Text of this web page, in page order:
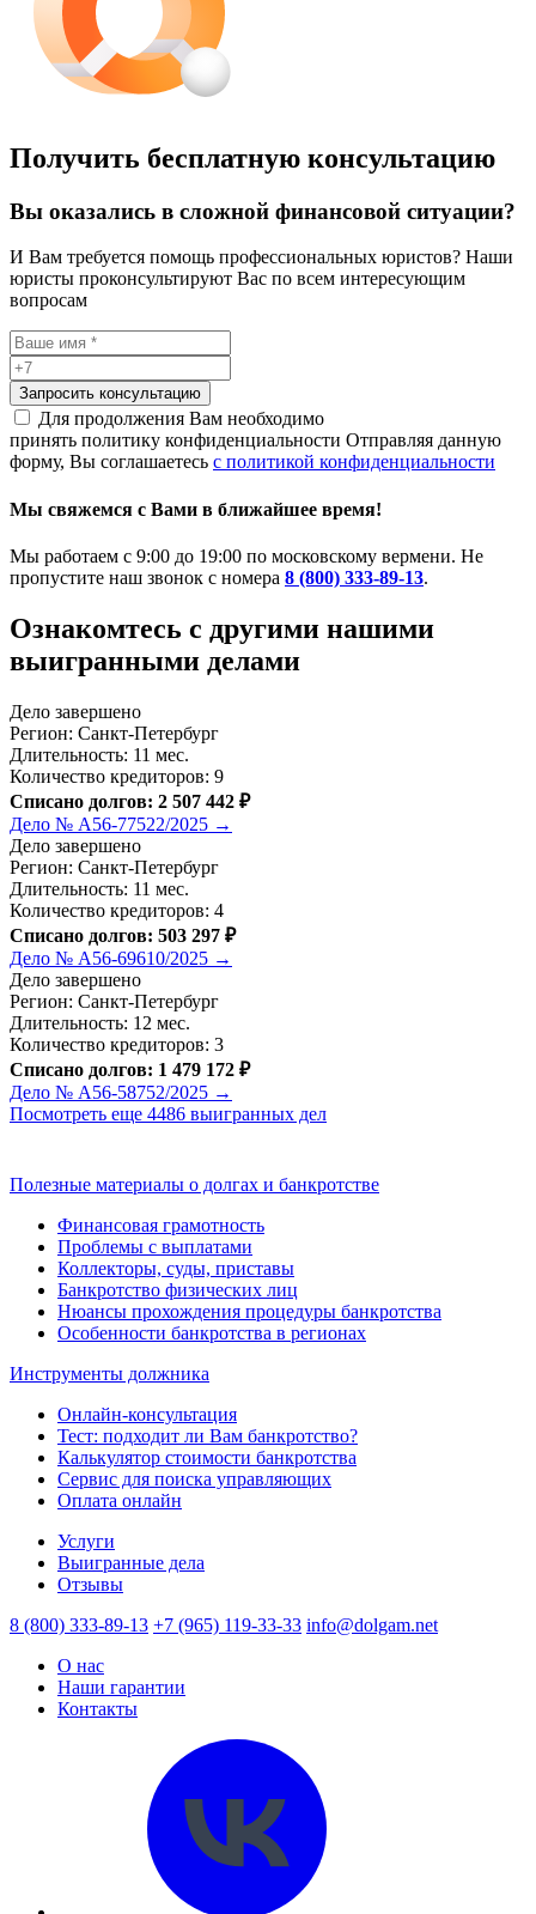
Получить бесплатную консультацию
Вы оказались в сложной финансовой ситуации?
И Вам требуется помощь профессиональных юристов? Наши
юристы проконсультируют Вас по всем интересующим
вопросам
Запросить консультацию
Для продолжения Вам необходимо
принять политику конфиденциальности Отправляя данную
форму, Вы соглашаетесь с политикой конфиденциальности
Мы свяжемся с Вами в ближайшее время!
Мы работаем с 9:00 до 19:00 по московскому вермени. Не
пропустите наш звонок с номера 8 (800) 333-89-13.
Ознакомтесь c другими нашими
выигранными делами
Дело завершено
Регион: Санкт-Петербург
Длительность: 11 мес.
Количество кредиторов: 9
Списано долгов: 2 507 442 ₽
Дело № А56-77522/2025 →
Дело завершено
Регион: Санкт-Петербург
Длительность: 11 мес.
Количество кредиторов: 4
Списано долгов: 503 297 ₽
Дело № А56-69610/2025 →
Дело завершено
Регион: Санкт-Петербург
Длительность: 12 мес.
Количество кредиторов: 3
Списано долгов: 1 479 172 ₽
Дело № А56-58752/2025 →
Посмотреть еще 4486 выигранных дел
Полезные материалы о долгах и банкротстве
Финансовая грамотность
Проблемы с выплатами
Коллекторы, суды, приставы
Банкротство физических лиц
Нюансы прохождения процедуры банкротства
Особенности банкротства в регионах
Инструменты должника
Онлайн-консультация
Тест: подходит ли Вам банкротство?
Калькулятор стоимости банкротства
Сервис для поиска управляющих
Оплата онлайн
Услуги
Выигранные дела
Отзывы
8 (800) 333-89-13 +7 (965) 119-33-33 info@dolgam.net
О нас
Наши гарантии
Контакты